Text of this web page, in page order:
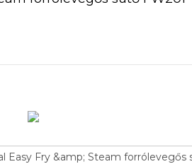
Easy Fry &amp; Steam forrólevegős